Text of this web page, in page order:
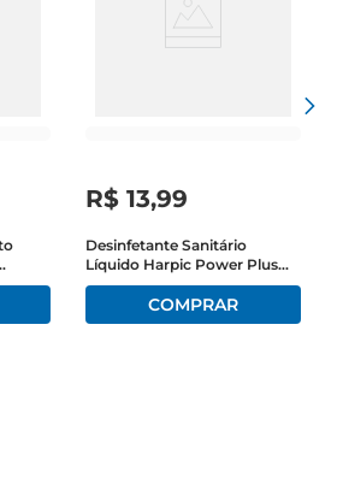
R$ 13,99
Desinfetante Sanitário
Líquido Harpic Power Plus
Lavanda 500ml